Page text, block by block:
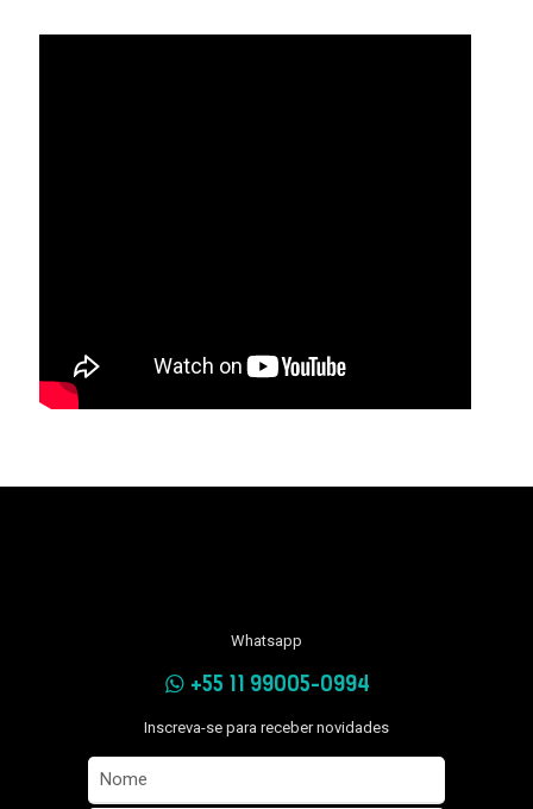
Whatsapp
+55 11 99005-0994
Inscreva-se para receber novidades